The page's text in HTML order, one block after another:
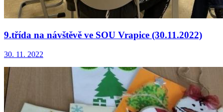
9.třída na návštěvě ve SOU Vrapice (30.11.2022)
30. 11. 2022